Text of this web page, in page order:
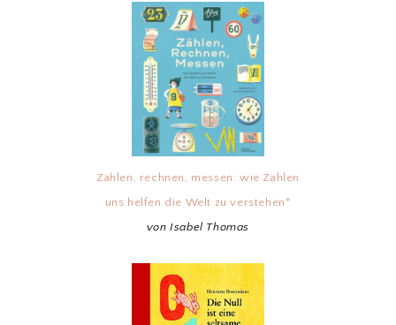
Zählen, rechnen, messen: wie Zahlen
uns helfen die Welt zu verstehen*
von Isabel Thomas